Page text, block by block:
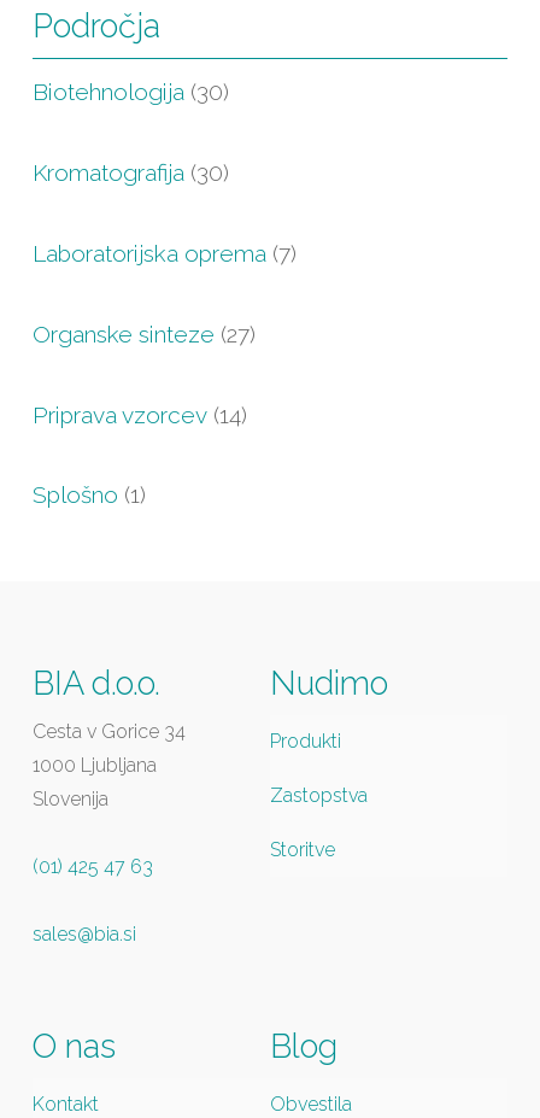
Področja
Biotehnologija (30)
Kromatografija (30)
Laboratorijska oprema (7)
Organske sinteze (27)
Priprava vzorcev (14)
Splošno (1)
BIA d.o.o.
Cesta v Gorice 34
1000 Ljubljana
Slovenija
(01) 425 47 63
sales@bia.si
Nudimo
Produkti
Zastopstva
Storitve
O nas
Kontakt
Blog
Obvestila